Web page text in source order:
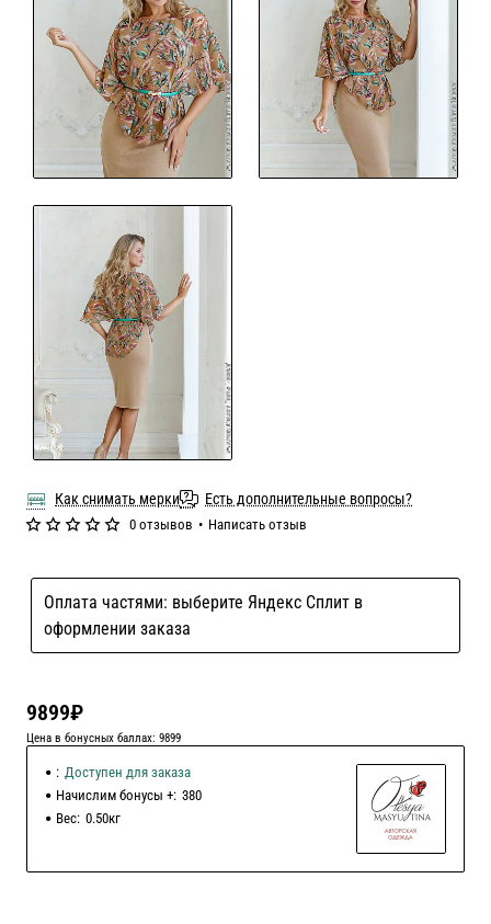
Как снимать мерки Есть дополнительные вопросы?
Оплата частями: выберите Яндекс Сплит в
оформлении заказа
0 отзывов • Написать отзыв
9899₽
Цена в бонусных баллах: 9899
: Доступен для заказа
Начислим бонусы +: 380
Вес: 0.50кг